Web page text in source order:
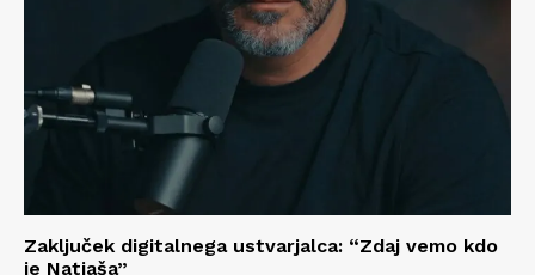
Zaključek digitalnega ustvarjalca: “Zdaj vemo kdo
je Natjaša”